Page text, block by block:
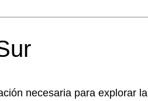
necesaria para explorar la